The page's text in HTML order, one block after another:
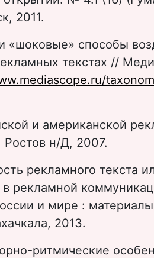
2011.
«шоковые» способы
текстах //
и американской
н/Д, 2007.
рекламного текста
рекламной
и мире :
2013.
ритмические